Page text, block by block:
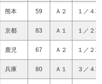
熊本 59 Ａ２ １／４
京都 83 Ａ１ １／２
鹿児 67 Ａ２ １／２
兵庫 80 Ａ１ ３／４